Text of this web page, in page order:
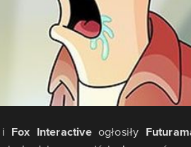
i Fox Interactiveogłosiły